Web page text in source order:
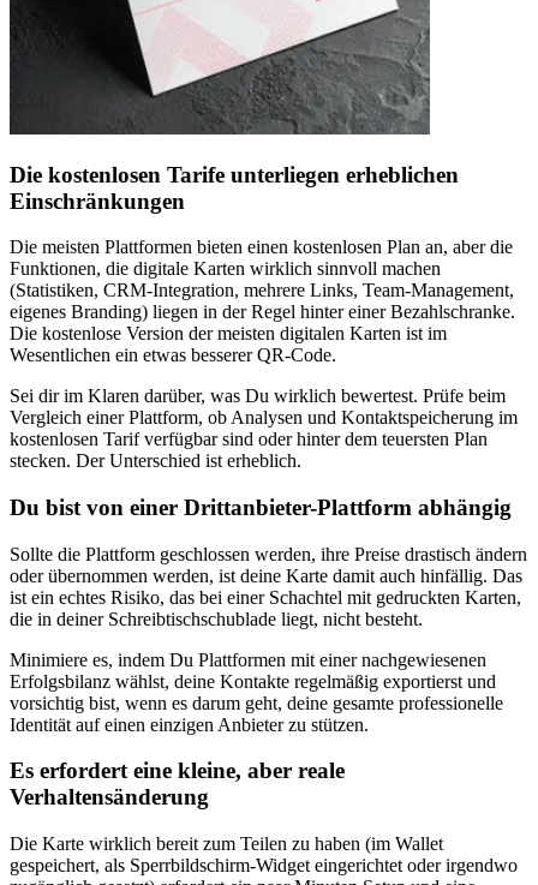
Die kostenlosen Tarife unterliegen erheblichen
Einschränkungen
Die meisten Plattformen bieten einen kostenlosen Plan an, aber die
Funktionen, die digitale Karten wirklich sinnvoll machen
(Statistiken, CRM-Integration, mehrere Links, Team-Management,
eigenes Branding) liegen in der Regel hinter einer Bezahlschranke.
Die kostenlose Version der meisten digitalen Karten ist im
Wesentlichen ein etwas besserer QR-Code.
Sei dir im Klaren darüber, was Du wirklich bewertest. Prüfe beim
Vergleich einer Plattform, ob Analysen und Kontaktspeicherung im
kostenlosen Tarif verfügbar sind oder hinter dem teuersten Plan
stecken. Der Unterschied ist erheblich.
Du bist von einer Drittanbieter-Plattform abhängig
Sollte die Plattform geschlossen werden, ihre Preise drastisch ändern
oder übernommen werden, ist deine Karte damit auch hinfällig. Das
ist ein echtes Risiko, das bei einer Schachtel mit gedruckten Karten,
die in deiner Schreibtischschublade liegt, nicht besteht.
Minimiere es, indem Du Plattformen mit einer nachgewiesenen
Erfolgsbilanz wählst, deine Kontakte regelmäßig exportierst und
vorsichtig bist, wenn es darum geht, deine gesamte professionelle
Identität auf einen einzigen Anbieter zu stützen.
Es erfordert eine kleine, aber reale
Verhaltensänderung
Die Karte wirklich bereit zum Teilen zu haben (im Wallet
gespeichert, als Sperrbildschirm-Widget eingerichtet oder irgendwo